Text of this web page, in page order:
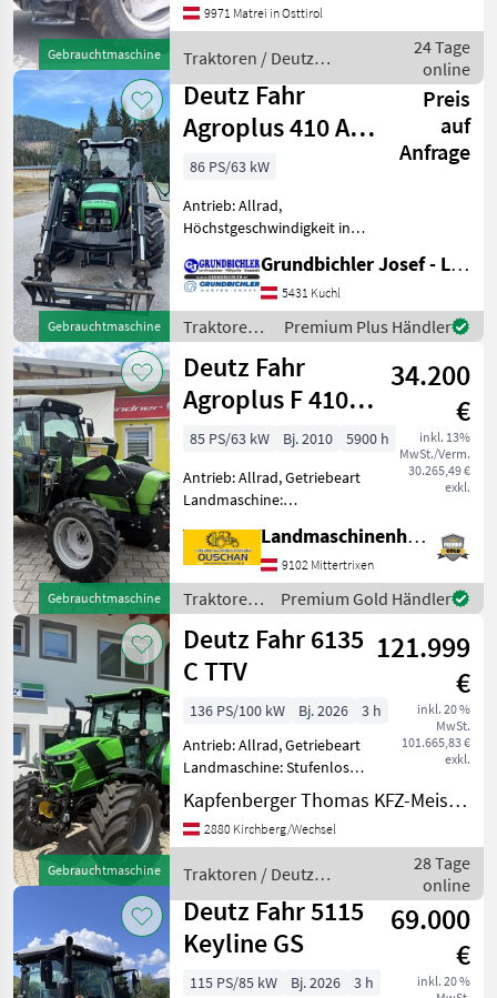
Gebrauchtmaschine
Zapfwellendrehzahl:
Höchstgeschwindigkeit in
km/h: 40 km/h, Aufladu
9971 Matrei in Osttirol
Traktoren / Deutz
Fahr
24 Tage
online
Gebrauchtmaschine
Deutz Fahr
Agroplus 410 A
Europa
Preis
auf
Anfrage
86 PS/63 kW
Antrieb: Allrad,
Höchstgeschwindigkeit in
Lader Frontzapfwelle und
Hubwerk Doppeltäder
vorne und hinten Traktoren
Standard Traktoren
Grundbichler Josef - Landmaschinen
5431 Kuchl
Traktoren /
Deutz Fahr
Premium Plus Händler
Gebrauchtmaschine
Deutz Fahr
Agroplus F 410
Exclusiv
34.200
€
inkl. 13%
MwSt./Verm.
30.265,49 €
exkl.
85 PS/63 kW Bj. 2010
5900 h
Antrieb: Allrad, Getriebeart
Landmaschine:
Plattform: Niedrigkabine,
Zapfwellendrehzahl:
540/540E/1000,
Höchstgeschwindigkeit in
km/h: 40 km/h, Auflad
Landmaschinenhandel Ouschan Anton
9102 Mittertrixen
Traktoren
/ Deutz
Fahr
Premium Gold Händler
Gebrauchtmaschine
Deutz Fahr 6135
C TTV
121.999
€
inkl. 20 %
MwSt.
101.665,83 €
exkl.
136 PS/100 kW Bj. 2026
3 h
Antrieb: Allrad, Getriebeart
Landmaschine: Stufenloses
Getriebe, Plattform: Kabine,
Zapfwellendrehzahl:
540/540E/1000,
km/h: 50 km/h, Aufladung:
Kapfenberger Thomas KFZ-Meisterbetrieb
2880 Kirchberg/Wechsel
Traktoren / Deutz
Fahr
28 Tage
online
Deutz Fahr 5115
Keyline GS
69.000
€
inkl. 20 %
115 PS/85 kW Bj. 2026
3 h